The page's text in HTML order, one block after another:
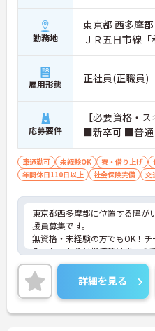
勤務地
東京都 西多摩
ＪＲ五日市線
雇用形態 正社員(正職員)
応募要件
【必要資格・
■新卒可 ■普
車通勤可 未経験OK 寮・借り上げ
年間休日110日以上
社会保険完備 交
東京都西多摩郡に位置する障が
援員募集です。
無資格・未経験の方でもOK！
み、しっかりと指導頂けますの
のある方なら誰でも安心してお
♪
ご興味のある方には、面接対策
に詳細をお話いたしますので、
さい。
詳細を見る